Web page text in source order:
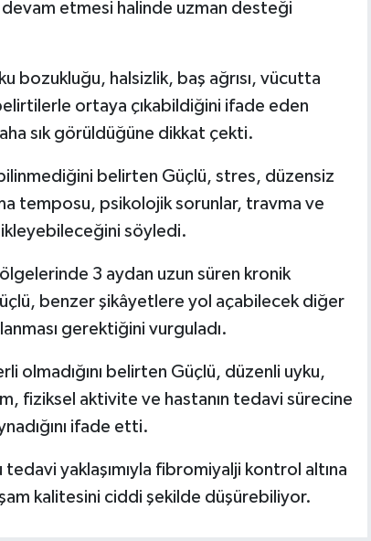
etmesi halinde uzman desteği
bozukluğu, halsizlik, baş ağrısı, vücutta
ortaya çıkabildiğini ifade eden
sık görüldüğüne dikkat çekti.
belirten Güçlü, stres, düzensiz
temposu, psikolojik sorunlar, travma ve
söyledi.
3 aydan uzun süren kronik
benzer şikâyetlere yol açabilecek diğer
gerektiğini vurguladı.
olmadığını belirten Güçlü, düzenli uyku,
fiziksel aktivite ve hastanın tedavi sürecine
ifade etti.
yaklaşımıyla fibromiyalji kontrol altına
kalitesini ciddi şekilde düşürebiliyor.